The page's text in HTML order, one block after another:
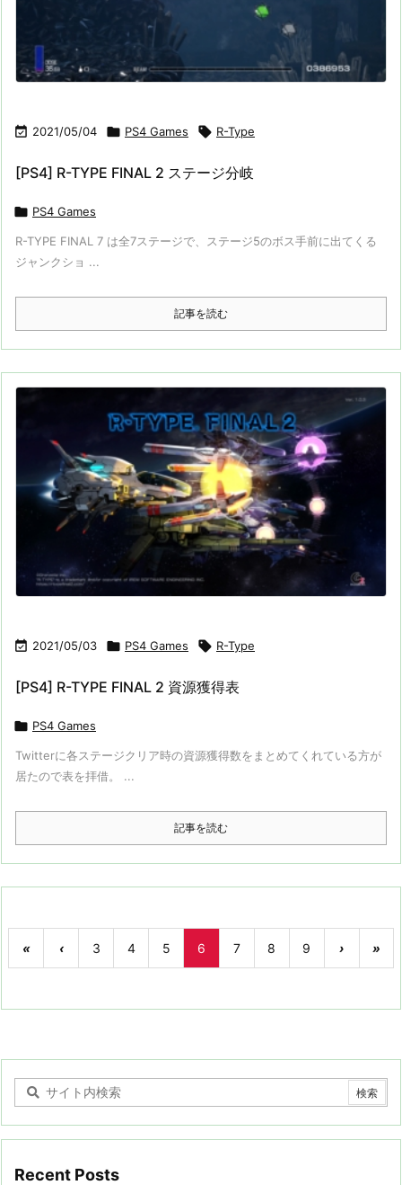
 2021/05/04  PS4 Games  R-Type
[PS4] R-TYPE FINAL 2 ステージ分岐
 PS4 Games
R-TYPE FINAL 7 は全7ステージで、ステージ5のボス手前に出てくる
ジャンクショ ...
記事を読む
 2021/05/03  PS4 Games  R-Type
[PS4] R-TYPE FINAL 2 資源獲得表
 PS4 Games
Twitterに各ステージクリア時の資源獲得数をまとめてくれている方が
居たので表を拝借。 ...
記事を読む
« ‹ 3 4 5 6 7 8 9 › »
Recent Posts